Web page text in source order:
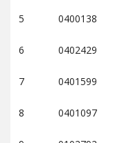
5 0400138
6 0402429
7 0401599
8 0401097